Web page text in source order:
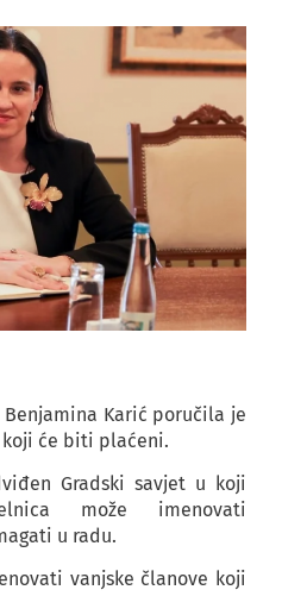
Benjamina Karić poručila je
će biti plaćeni.
Gradski savjet u koji
može imenovati
u radu.
vanjske članove koji